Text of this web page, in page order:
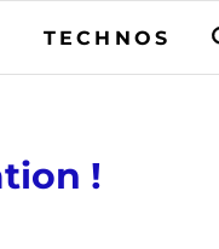
TECHNOS
!